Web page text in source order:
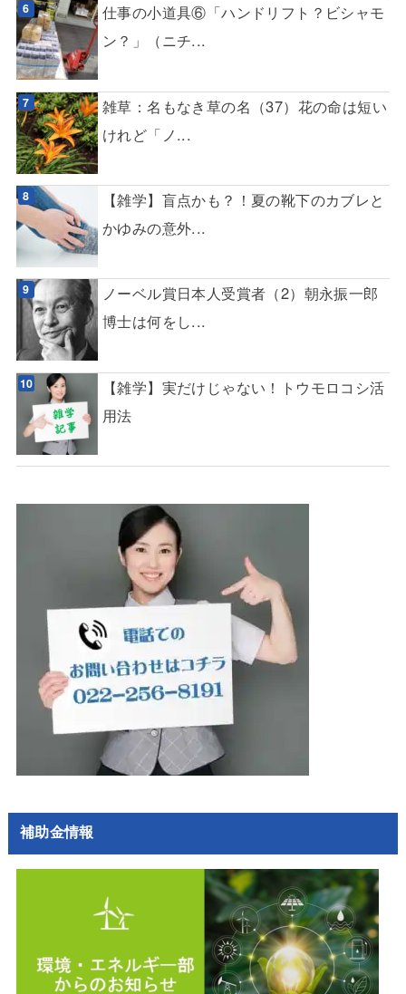
仕事の小道具⑥「ハンドリフト？ビシャモ
ン？」（ニチ...
雑草：名もなき草の名（37）花の命は短い
けれど「ノ...
【雑学】盲点かも？！夏の靴下のカブレと
かゆみの意外...
ノーベル賞日本人受賞者（2）朝永振一郎
博士は何をし...
【雑学】実だけじゃない！トウモロコシ活
用法
補助金情報